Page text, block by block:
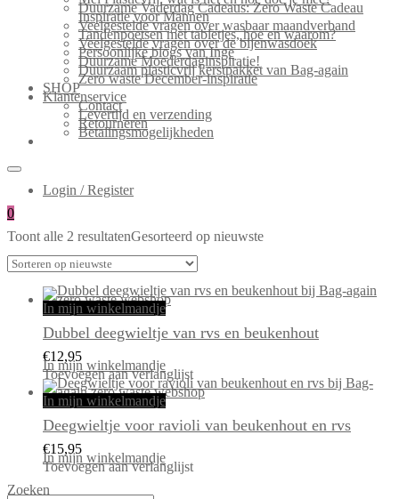
Duurzame Vaderdag Cadeaus: Zero Waste Cadeau
Inspiratie voor Mannen
Veelgestelde vragen over wasbaar maandverband
Tandenpoetsen met tabletjes, hoe en waarom?
Veelgestelde vragen over de bijenwasdoek
Persoonlijke blogs van Inge
Duurzame Moederdaginspiratie!
Duurzaam plasticvrij kerstpakket van Bag-again
Zero waste December-inspiratie
SHOP
Klantenservice
Contact
Levertijd en verzending
Retourneren
Betalingsmogelijkheden
Login / Register
0
Toont alle 2 resultatenGesorteerd op nieuwste
In mijn winkelmandje
Dubbel deegwieltje van rvs en beukenhout
€12,95
In mijn winkelmandje
Toevoegen aan verlanglijst
In mijn winkelmandje
Deegwieltje voor ravioli van beukenhout en rvs
€15,95
In mijn winkelmandje
Toevoegen aan verlanglijst
Zoeken